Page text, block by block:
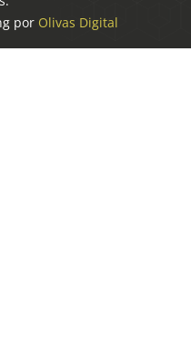
por Olivas Digital